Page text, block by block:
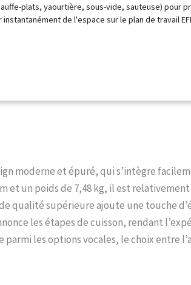
plats, yaourtière, sous-vide, sauteuse) pour
de l'espace sur le plan de travail
chinois) et de fonctions qui cuisent les repas
sur la cuisinière Qualité supérieure : dispose
en acier inoxydable de qualité alimentaire et en
de la température et garantit la durabilité grâce à
moderne et épuré, qui s’intègre
et un poids de 7,48 kg, il est
qualité supérieure ajoute une touche
les étapes de cuisson, rendant
les options vocales, le choix entre